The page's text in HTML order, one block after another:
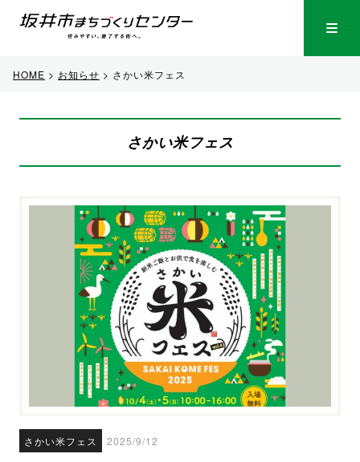
HOME > お知らせ > さかい米フェス
さかい米フェス
さかい米フェス 2025/9/12